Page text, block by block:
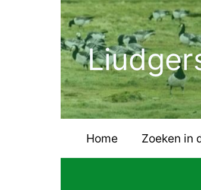
Home Zoeken in